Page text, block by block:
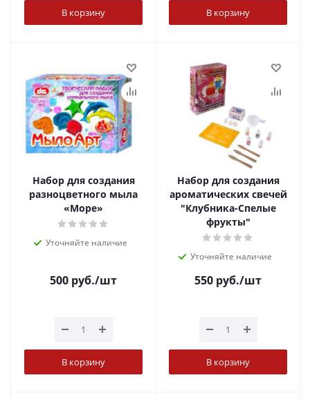
В корзину В корзину
Набор для создания
разноцветного мыла
«Море»
Уточняйте наличие
500 руб./шт
В корзину
Набор для создания
ароматических свечей
"Клубника-Спелые
фрукты"
Уточняйте наличие
550 руб./шт
В корзину